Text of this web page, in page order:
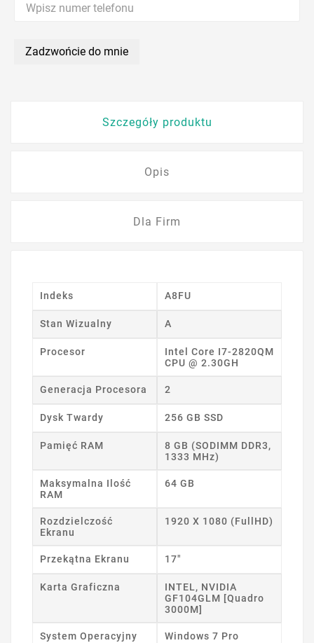
Zadzwońcie do mnie
Szczegóły produktu
Opis
Dla Firm
Indeks A8FU
Stan Wizualny A
Procesor
Intel Core I7-2820QM
CPU @ 2.30GH
Generacja Procesora 2
Dysk Twardy 256 GB SSD
Pamięć RAM
8 GB (SODIMM DDR3,
1333 MHz)
Maksymalna Ilość
RAM
64 GB
Rozdzielczość
Ekranu
1920 X 1080 (FullHD)
Przekątna Ekranu 17"
Karta Graficzna
INTEL, NVIDIA
GF104GLM [Quadro
3000M]
System Operacyjny Windows 7 Pro